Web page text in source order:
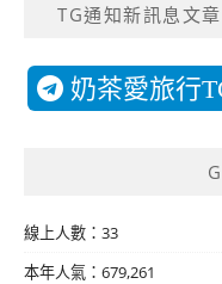
TG通知新訊息文
奶茶愛旅行
線上人數：33
本年人氣：679,261